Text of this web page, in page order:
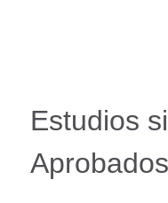
Estudios
Aprobados